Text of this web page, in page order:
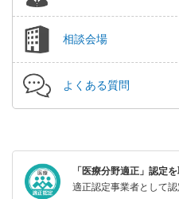
相談会場
よくある質問
「医療分野適正」認定
適正認定事業者として認